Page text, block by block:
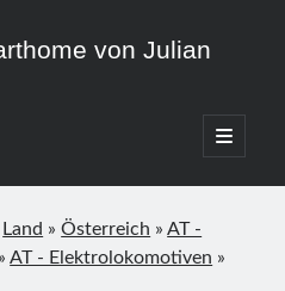
von Julian
open
primary
Land »Österreich »AT -
»AT - Elektrolokomotiven »